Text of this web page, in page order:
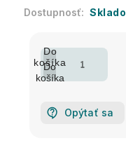
Opýtať sa